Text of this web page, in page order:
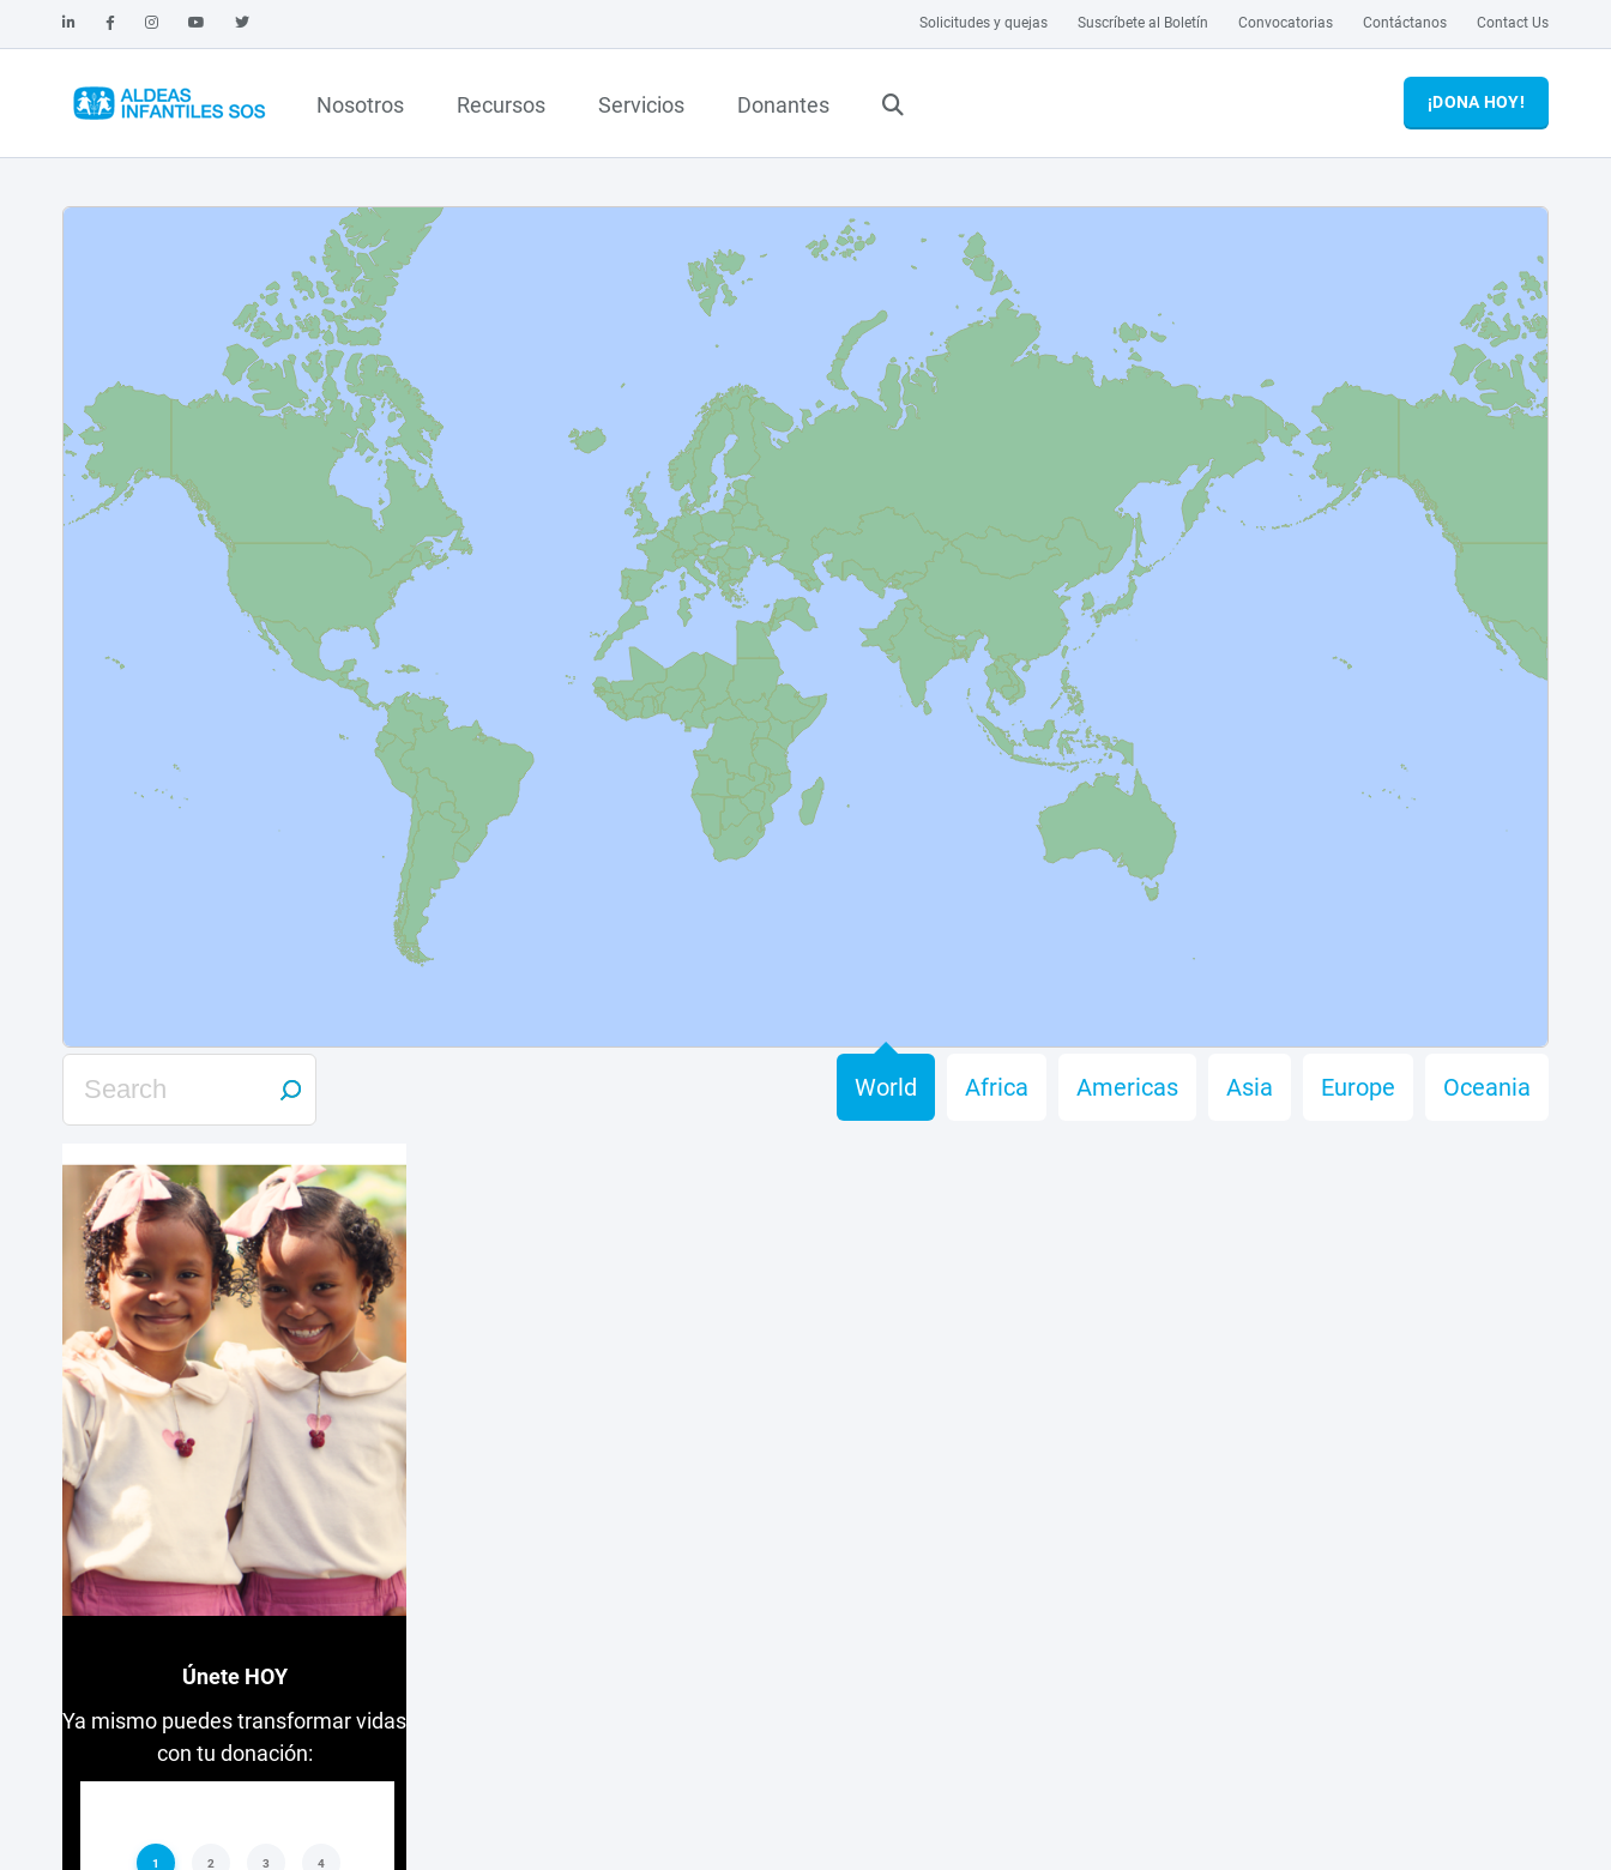
Solicitudes y quejas Suscríbete al Boletín Convocatorias Contáctanos Contact Us
Nosotros Recursos Servicios Donantes ¡DONA HOY!
World Africa Americas Asia Europe Oceania
Únete HOY
Ya mismo puedes transformar vidas
con tu donación: